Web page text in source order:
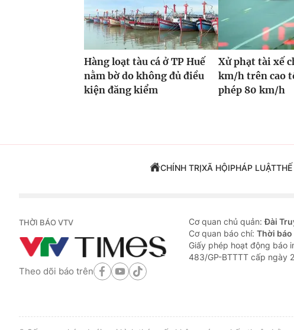
Hàng loạt tàu cá ở TP Huế
nằm bờ do không đủ điều
kiện đăng kiểm
Xử phạt tài xế
km/h trên cao
phép 80 km/h
CHÍNH TRỊXÃ HỘIPHÁP LUẬTTHẾ
THỜI BÁO VTV
Theo dõi báo trên
Cơ quan chủ quản:Đài
Cơ quan báo chí: Thời báo
Giấy phép hoạt động báo
483/GP-BTTTT cấp ngày